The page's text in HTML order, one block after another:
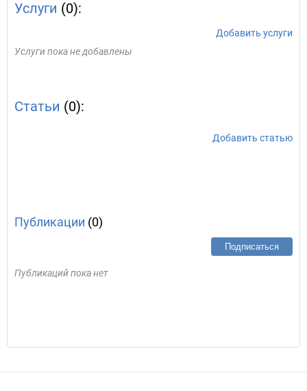
Услуги (0):
Добавить услуги
Услуги пока не добавлены
Статьи (0):
Добавить статью
Публикации (0)
Подписаться
Публикаций пока нет